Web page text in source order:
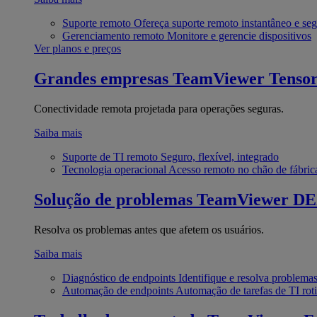
Suporte remoto Ofereça suporte remoto instantâneo e
Gerenciamento remoto Monitore e gerencie dispositivos
Ver planos e preços
Grandes empresas TeamViewer Tensor
Conectividade remota projetada para operações seguras.
Saiba mais
Suporte de TI remoto Seguro, flexível, integrado
Tecnologia operacional Acesso remoto no chão de
Solução de problemas TeamViewer
Resolva os problemas antes que afetem os usuários.
Saiba mais
Diagnóstico de endpoints Identifique e resolva problemas
Automação de endpoints Automação de tarefas de TI